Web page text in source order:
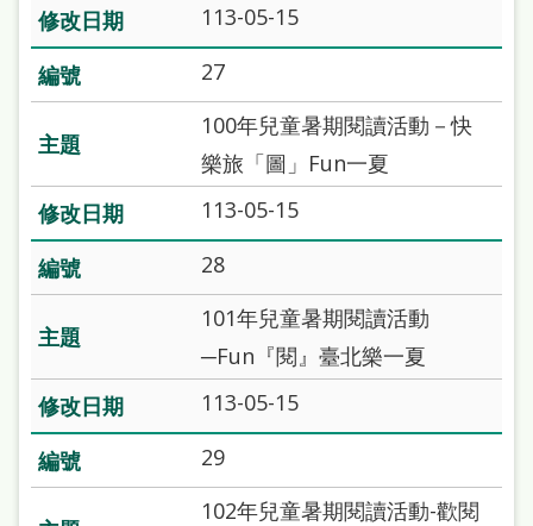
113-05-15
27
100年兒童暑期閱讀活動－快
樂旅「圖」Fun一夏
113-05-15
28
101年兒童暑期閱讀活動
─Fun『閱』臺北樂一夏
113-05-15
29
102年兒童暑期閱讀活動-歡閱